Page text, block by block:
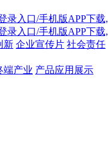
录入口/手机版APP下载,
录入口/手机版APP下载,
新 企业宣传片 社会责任
端产业 产品应用展示